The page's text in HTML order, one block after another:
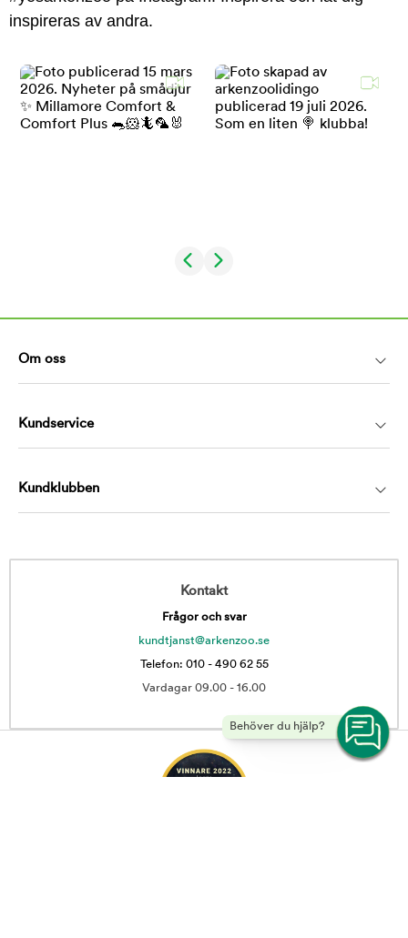
inspireras av andra.
Behöver du hjälp?
Om oss
Kundservice
Kundklubben
Kontakt
Frågor och svar
kundtjanst@arkenzoo.se
Telefon: 010 - 490 62 55
Vardagar 09.00 - 16.00